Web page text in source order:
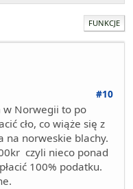
FUNKCJE
#10
w Norwegii to po
cło, co wiąże się z
na norweskie blachy.
czyli nieco ponad
100% podatku.